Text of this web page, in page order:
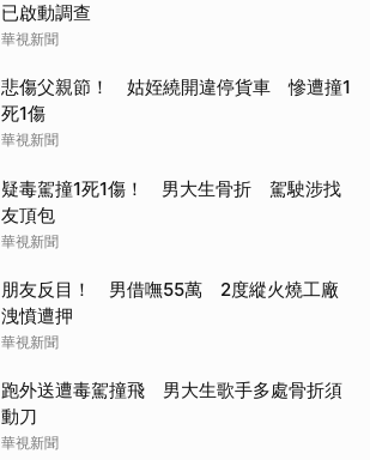
已啟動調查
華視新聞
悲傷父親節！ 姑姪繞開違停貨車 慘遭撞1
死1傷
華視新聞
疑毒駕撞1死1傷！ 男大生骨折 駕駛涉找
友頂包
華視新聞
朋友反目！ 男借嘸55萬 2度縱火燒工廠
洩憤遭押
華視新聞
跑外送遭毒駕撞飛 男大生歌手多處骨折須
動刀
華視新聞